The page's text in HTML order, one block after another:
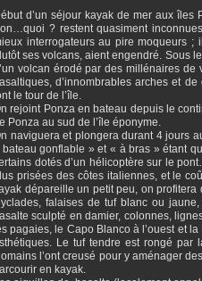
d’un séjour kayak de mer aux îles
? restent quasiment
interrogateurs au pire moqueurs ;
ses volcans, aient engendré. Sous
volcan érodé par des millénaires
d’innombrables arches et
le tour de l’île.
rejoint Ponza en bateau depuis le
Ponza au sud de l’île éponyme.
naviguera et plongera durant 4 jours
bateau gonflable » et « à bras » étant
dotés d’un hélicoptère sur le
prisées des côtes italiennes, et le
dépareille un petit peu, on
falaises de tuf blanc ou
sculpté en damier, colonnes,
pagaies, le Capo Blanco à l’ouest et
Le tuf tendre est rongé par
l’ont creusé pour y aménager
en kayak.